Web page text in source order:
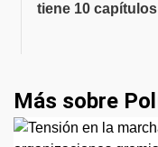
tiene 10 capítulos
Más sobre